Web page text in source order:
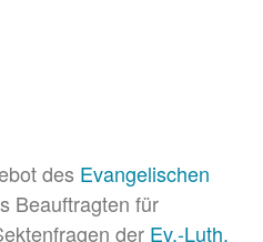
des Evangelischen
Beauftragten für
der Ev.-Luth.